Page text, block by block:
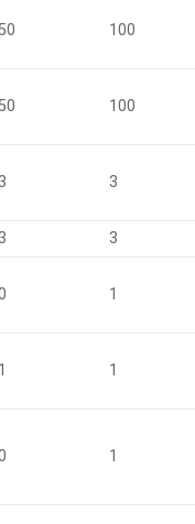
100
100
3
3
1
1 1
1